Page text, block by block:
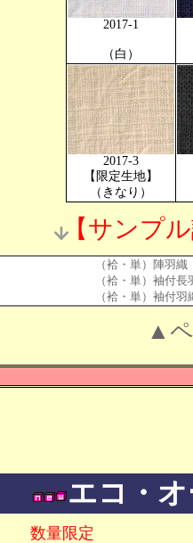
2017-1
（白）
2017-3
【限定生地】
（きなり）
【サンプ
（袷・単）陣羽織
（袷・単）袖付長
（袷・単）袖付羽
▲
エコ・
数量限定